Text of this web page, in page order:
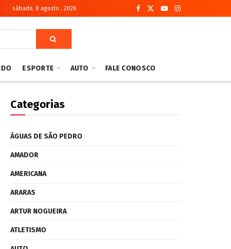
sábado, 8 agosto , 2026
ESPORTE AUTO FALE CONOSCO
Categorias
ÁGUAS DE SÃO PEDRO
AMADOR
AMERICANA
ARARAS
ARTUR NOGUEIRA
ATLETISMO